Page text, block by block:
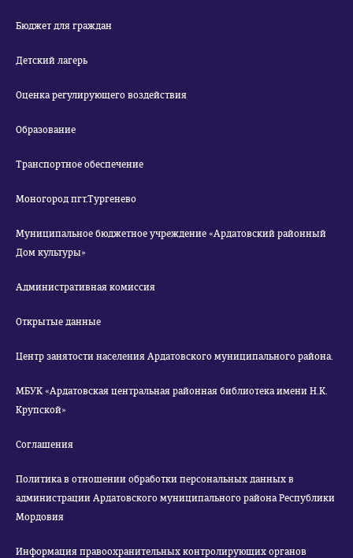
Бюджет для граждан
Детский лагерь
Оценка регулирующего воздействия
Образование
Транспортное обеспечение
Моногород пгт.Тургенево
Муниципальное бюджетное учреждение «Ардатовский районный
Дом культуры»
Административная комиссия
Открытые данные
Центр занятости населения Ардатовского муниципального района.
МБУК «Ардатовская центральная районная библиотека имени Н.К.
Крупской»
Соглашения
Политика в отношении обработки персональных данных в
администрации Ардатовского муниципального района Республики
Мордовия
Информация правоохранительных контролирующих органов